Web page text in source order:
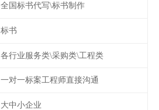
全国标书代写\标书制作
标书
各行业服务类\采购类\工程类
一对一标案工程师直接沟通
大中小企业